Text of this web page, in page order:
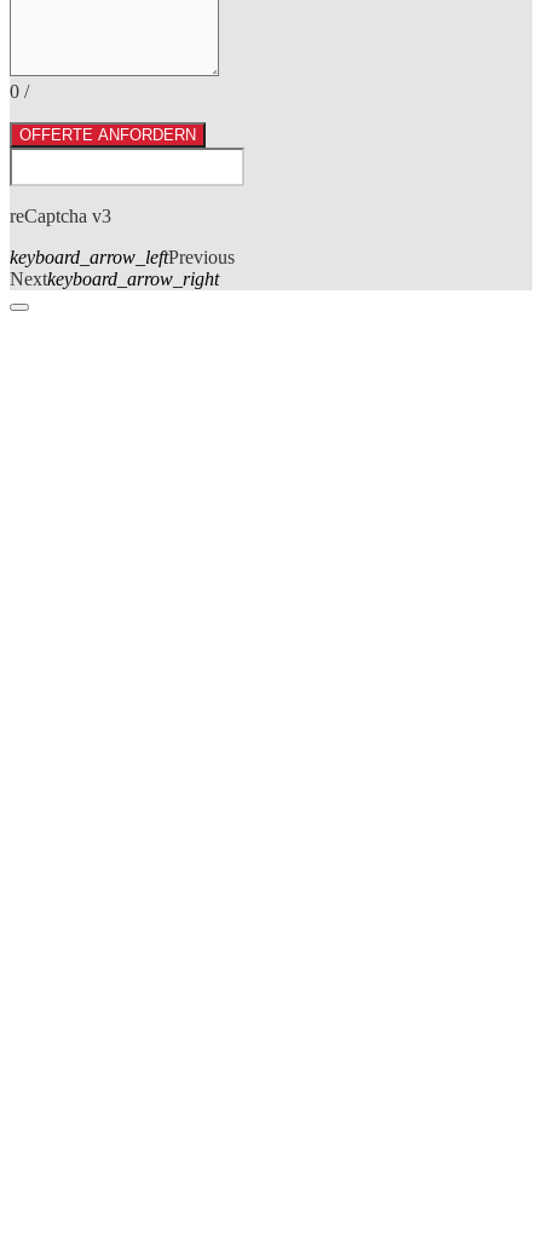
0 /
OFFERTE ANFORDERN
reCaptcha v3
keyboard_arrow_leftPrevious
Nextkeyboard_arrow_right